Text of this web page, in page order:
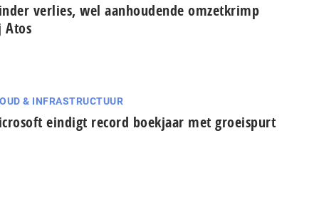
verlies, wel aanhoudende omzetkrimp
Atos
& INFRASTRUCTUUR
eindigt record boekjaar met groeispurt